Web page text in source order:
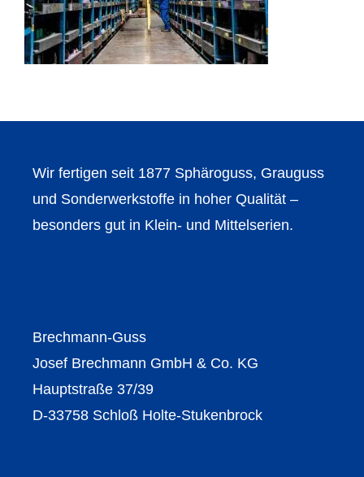
Wir fertigen seit 1877 Sphäroguss, Grauguss
und Sonderwerkstoffe in hoher Qualität –
besonders gut in Klein- und Mittelserien.
Brechmann-Guss
Josef Brechmann GmbH & Co. KG
Hauptstraße 37/39
D-33758 Schloß Holte-Stukenbrock